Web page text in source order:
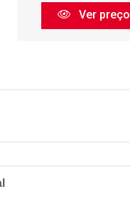
Ver preço